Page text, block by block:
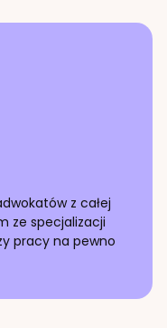
z całej
ze specjalizacji
pracyna pewno